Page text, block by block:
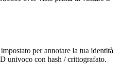
per annotare la tua identità
univoco con hash / crittografato.